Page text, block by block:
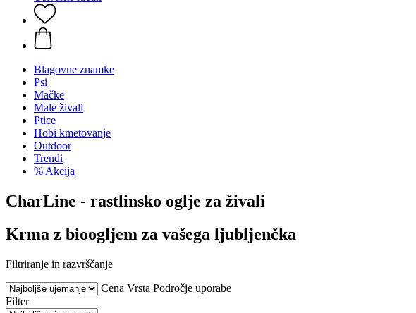
Blagovne znamke
Psi
Mačke
Male živali
Ptice
Hobi kmetovanje
Outdoor
Trendi
% Akcija
CharLine - rastlinsko oglje za živali
Krma z bioogljem za vašega ljubljenčka
Filtriranje in razvrščanje
Cena Vrsta Področje uporabe
Filter